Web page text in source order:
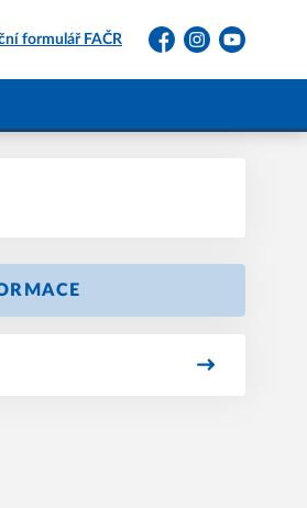
formulář FAČR
FacebookInstagramYouTube